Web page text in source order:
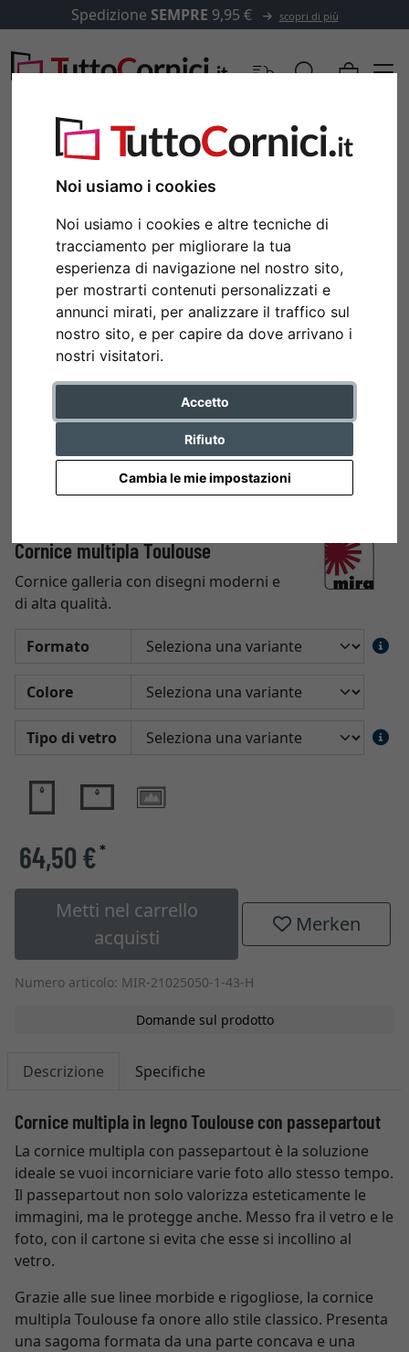
Noi usiamo i cookies
Noi usiamo i cookies e altre tecniche di
tracciamento per migliorare la tua
esperienza di navigazione nel nostro sito,
per mostrarti contenuti personalizzati e
annunci mirati, per analizzare il traffico sul
nostro sito, e per capire da dove arrivano i
nostri visitatori.
Accetto
Rifiuto
Cambia le mie impostazioni
Spedizione SEMPRE 9,95 € scopri di più
Cornice multipla Toulouse
Cornice galleria con disegni moderni e
di alta qualità.
Formato
Colore
Tipo di vetro
64,50 €*
Metti nel carrello
acquisti
Merken
Numero articolo: MIR-21025050-1-43-H
Domande sul prodotto
Descrizione Specifiche
Cornice multipla in legno Toulouse con passepartout
La cornice multipla con passepartout è la soluzione
ideale se vuoi incorniciare varie foto allo stesso tempo.
Il passepartout non solo valorizza esteticamente le
immagini, ma le protegge anche. Messo fra il vetro e le
foto, con il cartone si evita che esse si incollino al
vetro.
Grazie alle sue linee morbide e rigogliose, la cornice
multipla Toulouse fa onore allo stile classico. Presenta
una sagoma formata da una parte concava e una